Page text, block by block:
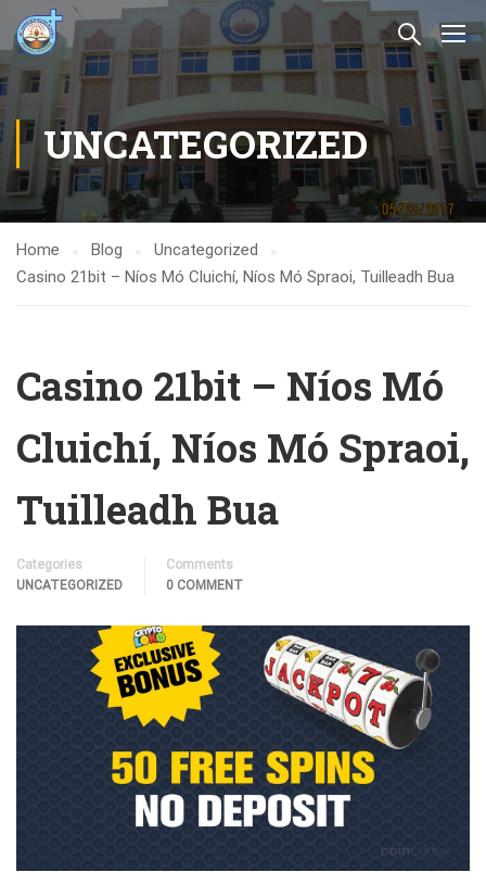
UNCATEGORIZED
Home Blog
Uncategorized
Casino 21bit – Níos Mó Cluichí, Níos Mó Spraoi, Tuilleadh Bua
Casino 21bit – Níos Mó
Cluichí, Níos Mó Spraoi,
Tuilleadh Bua
Categories
UNCATEGORIZED
Comments
0 COMMENT